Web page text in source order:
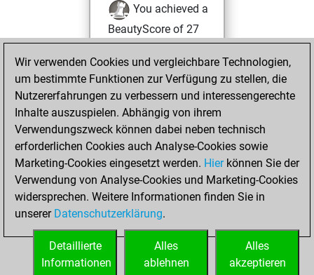
You achieved a
BeautyScore of 27
Fritz
achieved a new Elo
of 1563
your Fritz account
Freitag,
November 26,
2021
You created
your Studies account
Studies
Wir verwenden Cookies und vergleichbare Technologien,
um bestimmte Funktionen zur Verfügung zu stellen, die
Nutzererfahrungen zu verbessern und interessengerechte
Inhalte auszuspielen. Abhängig von ihrem
Verwendungszweck können dabei neben technisch
erforderlichen Cookies auch Analyse-Cookies sowie
Marketing-Cookies eingesetzt werden. Hierkönnen Sie der
Verwendung von Analyse-Cookies und Marketing-Cookies
widersprechen. Weitere Informationen finden Sie in
unserer Datenschutzerklärung.
Alles
akzeptieren
Alles
ablehnen
Detaillierte
Informationen